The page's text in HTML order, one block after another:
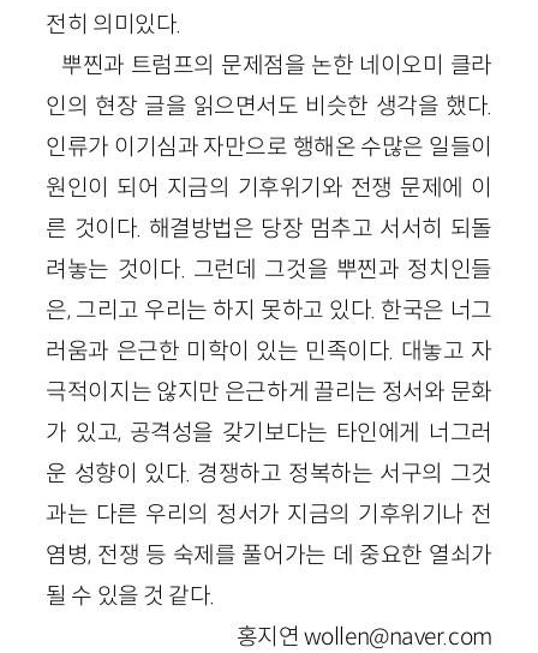
전히 의미있다.
뿌찐과 트럼프의 문제점을 논한 네이오미 클라
인의 현장 글을 읽으면서도 비슷한 생각을 했다.
인류가 이기심과 자만으로 행해온 수많은 일들이
원인이 되어 지금의 기후위기와 전쟁 문제에 이
른 것이다. 해결방법은 당장 멈추고 서서히 되돌
려놓는 것이다. 그런데 그것을 뿌찐과 정치인들
은, 그리고 우리는 하지 못하고 있다. 한국은 너그
러움과 은근한 미학이 있는 민족이다. 대놓고 자
극적이지는 않지만 은근하게 끌리는 정서와 문화
가 있고, 공격성을 갖기보다는 타인에게 너그러
운 성향이 있다. 경쟁하고 정복하는 서구의 그것
과는 다른 우리의 정서가 지금의 기후위기나 전
염병, 전쟁 등 숙제를 풀어가는 데 중요한 열쇠가
될 수 있을 것 같다.
홍지연 wollen@naver.com